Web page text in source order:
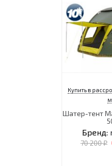
Купить в
Шатер-тент
Бренд:
70 200₽